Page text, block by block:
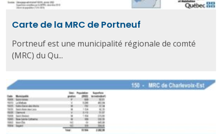
Carte de la MRC de Portneuf
Portneuf est une municipalité régionale de comté
(MRC) du Qu...